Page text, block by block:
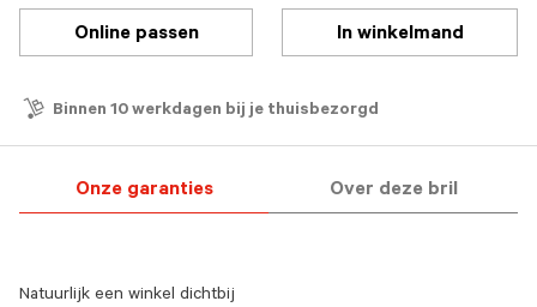
Online passen In winkelmand
Binnen 10 werkdagen bij je thuisbezorgd
Onze garanties Over deze bril
Natuurlijk een winkel dichtbij